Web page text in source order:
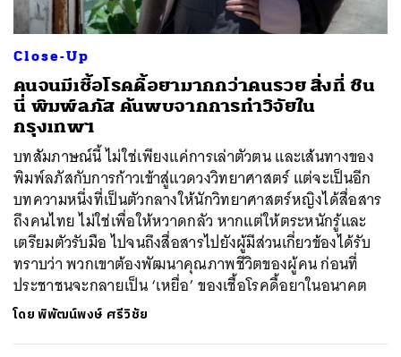
Close-Up
คนจนมีเชื้อโรคดื้อยามากกว่าคนรวย สิ่งที่ ชิน
นี่ พิมพ์ลภัส ค้นพบจากการทำวิจัยใน
กรุงเทพฯ
บทสัมภาษณ์นี้ ไม่ใช่เพียงแค่การเล่าตัวตน และเส้นทางของ
พิมพ์ลภัสกับการก้าวเข้าสู่แวดวงวิทยาศาสตร์ แต่จะเป็นอีก
บทความหนึ่งที่เป็นตัวกลางให้นักวิทยาศาสตร์หญิงได้สื่อสาร
ถึงคนไทย ไม่ใช่เพื่อให้หวาดกลัว หากแต่ให้ตระหนักรู้และ
เตรียมตัวรับมือ ไปจนถึงสื่อสารไปยังผู้มีส่วนเกี่ยวข้องได้รับ
ทราบว่า พวกเขาต้องพัฒนาคุณภาพชีวิตของผู้คน ก่อนที่
ประชาชนจะกลายเป็น ‘เหยื่อ’ ของเชื้อโรคดื้อยาในอนาคต
โดยพิพัฒน์พงษ์ ศรีวิชัย
ค้นหา
SHARE